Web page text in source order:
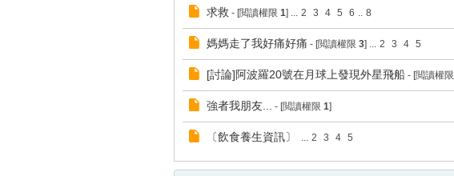
求救 - [閲讀權限 1] ... 2 3 4 5 6 .. 8
媽媽走了我好痛好痛 - [閲讀權限 3] ... 2 3 4 5
[討論]阿波羅20號在月球上發現外星飛船 - [閲讀權限
強者我朋友... - [閲讀權限 1]
〔飲食養生資訊〕 ... 2 3 4 5